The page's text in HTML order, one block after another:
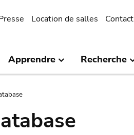
Location de salles Contact
Apprendre Recherche